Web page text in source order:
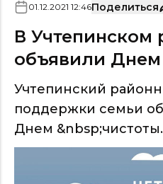
01.12.2021 12:46Поделиться
В Учтепинском
объявили Днем
Учтепинский
поддержки семьи
Днем